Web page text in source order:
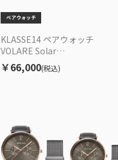
KLASSE14 ペアウォッチ
VOLARE Solar
WVS22BK002M/WVS22RG003W
EC限定セット
￥66,000(税込)